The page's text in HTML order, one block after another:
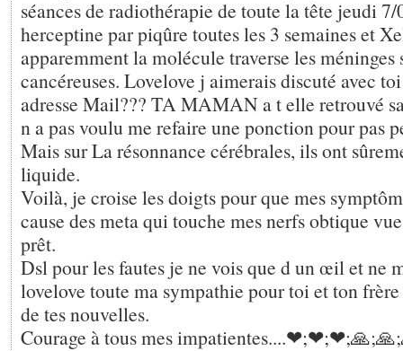
séances de radiothérapie de toute la tête jeudi
herceptine par piqûre toutes les 3 semaines et
apparemment la molécule traverse les
cancéreuses. Lovelove j aimerais discuté avec
adresse Mail??? TA MAMAN a t elle retrouvé
n a pas voulu me refaire une ponction pour pas
Mais sur La résonnance cérébrales, ils ont
liquide.
Voilà, je croise les doigts pour que mes
cause des meta qui touche mes nerfs obtique
prêt.
Dsl pour les fautes je ne vois que d un œil et ne
lovelove toute ma sympathie pour toi et ton
de tes nouvelles.
Courage à tous mes